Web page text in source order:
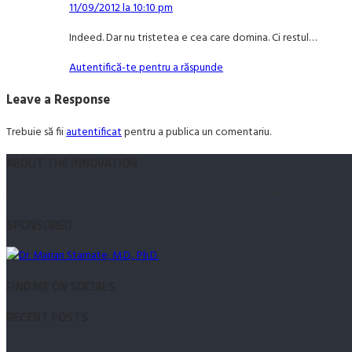
11/09/2012 la 10:10 pm
Indeed. Dar nu tristetea e cea care domina. Ci restul…
Autentifică-te pentru a răspunde
Leave a Response
Trebuie să fiiautentificatpentru a publica un comentariu.